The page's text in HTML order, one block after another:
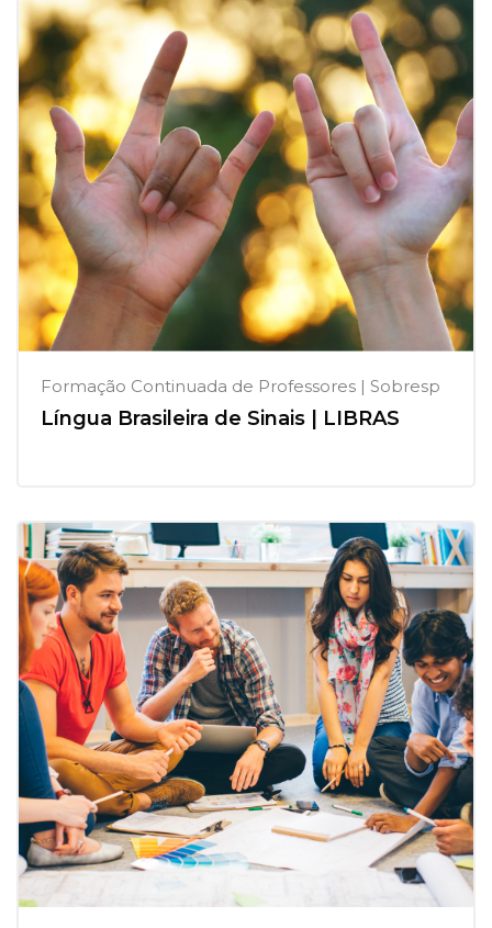
Formação Continuada de Professores | Sobresp
Língua Brasileira de Sinais | LIBRAS